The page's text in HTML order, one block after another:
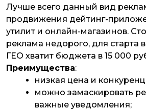
Лучше всего данный вид
продвижения дейтинг-
утилит и онлайн-магазинов.
реклама недорого, для старта
ГЕО хватит бюджета в 15 000
Преимущества:
низкая цена и
можно замаскировать
важные уведомления;